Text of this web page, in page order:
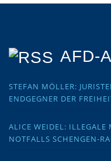
AFD-
STEFAN MÖLLER:
ENDGEGNER DER
ALICE WEIDEL: ILLEGALE
NOTFALLS SCHENGEN-